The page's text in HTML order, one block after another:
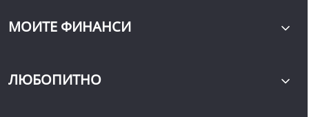
МОИТЕ ФИНАНСИ
ЛЮБОПИТНО